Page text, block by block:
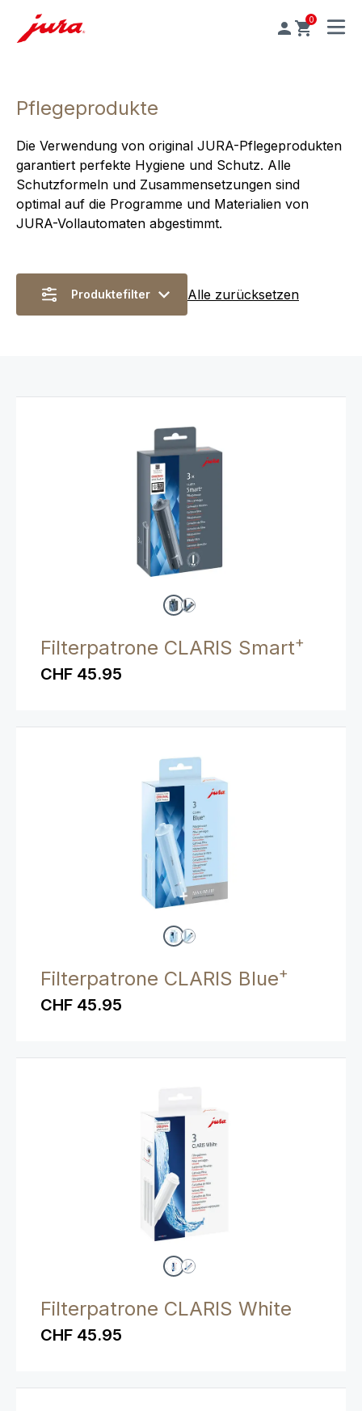
0
MENU
Pflegeprodukte
Die Verwendung von original JURA-Pflegeprodukten
garantiert perfekte Hygiene und Schutz. Alle
Schutzformeln und Zusammensetzungen sind
optimal auf die Programme und Materialien von
JURA-Vollautomaten abgestimmt.
Produktefilter Alle zurücksetzen
Filterpatrone CLARIS Smart+
CHF 45.95
Filterpatrone CLARIS Blue+
CHF 45.95
Filterpatrone CLARIS White
CHF 45.95